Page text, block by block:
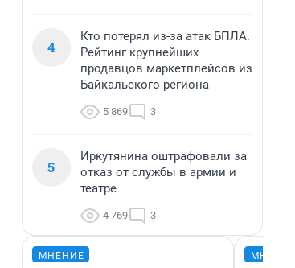
4
Кто потерял из-за атак БПЛА.
Рейтинг крупнейших
продавцов маркетплейсов из
Байкальского региона
5 869 3
5
Иркутянина оштрафовали за
отказ от службы в армии и
театре
4 769 3
МНЕНИЕ